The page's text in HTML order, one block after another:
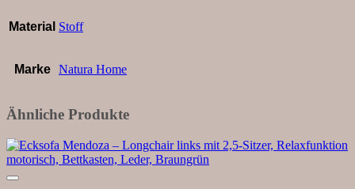
Material Stoff
Marke Natura Home
Ähnliche Produkte